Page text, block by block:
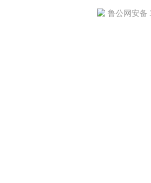
鲁公网安备